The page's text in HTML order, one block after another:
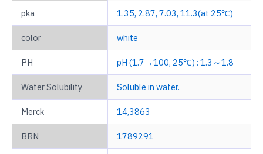
pka 1.35, 2.87, 7.03, 11.3(at 25℃)
color white
PH pH (1.7→100, 25℃) : 1.3～1.8
Water Solubility Soluble in water.
Merck 14,3863
BRN 1789291